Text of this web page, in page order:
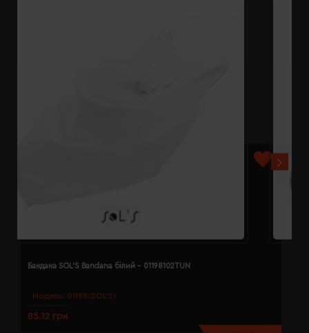
Модель: 01198(SOL’S)
Бандана SOL'S Bandana білий - 01198102TUN
85.12 грн